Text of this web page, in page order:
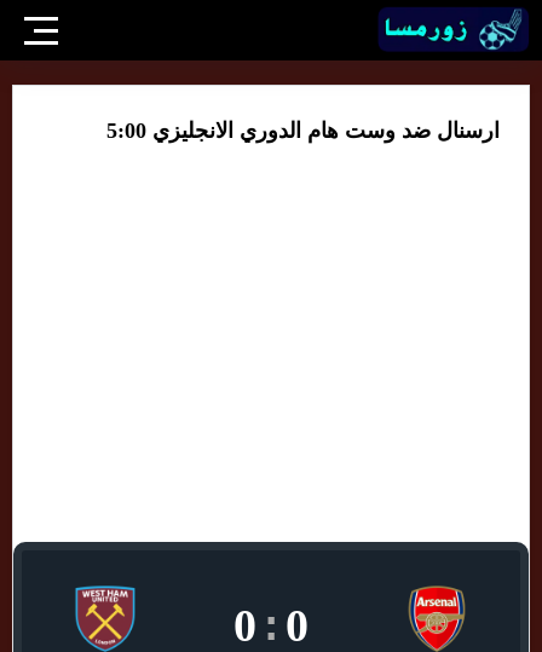
ارسنال ضد وست هام الدوري الانجليزي 5:00
0
:
0